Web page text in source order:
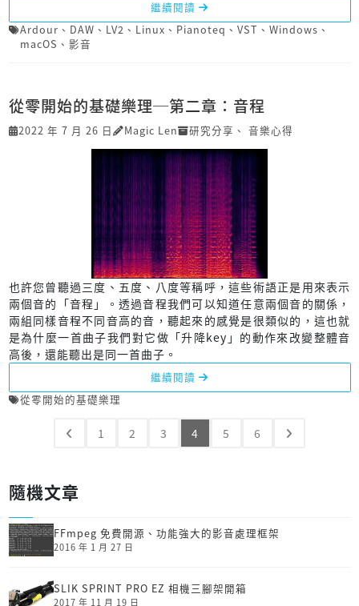
繼續閱讀
Ardour 、 DAW 、 LV2 、 Linux 、 Pianoteq 、 VST 、 Windows 、
macOS 、 影音
從零開始的基礎樂理─第二章：音程
2022 年 7 月 26 日 Magic Len 研究分享 、 音樂心得
也許您曾聽過三度、五度、八度等稱呼，這些術語正是用來表示
兩個音的「音程」。透過音程我們可以知道任意兩個音的關係，
兩組同樣音程不同音高的音，聽起來的感覺是很類似的，這也就
是為什麼一首曲子我們對它做「升降key」的動作來改變整體音
高後，還能聽出是同一首曲子。
繼續閱讀
從零開始的基礎樂理
1 2 3 4 5 6
隨機文章
FFmpeg 免費開源、功能強大的影音處理框架
2016 年 1 月 27 日
SLIK SPRINT PRO EZ 相機三腳架開箱
2017 年 11 月 19 日